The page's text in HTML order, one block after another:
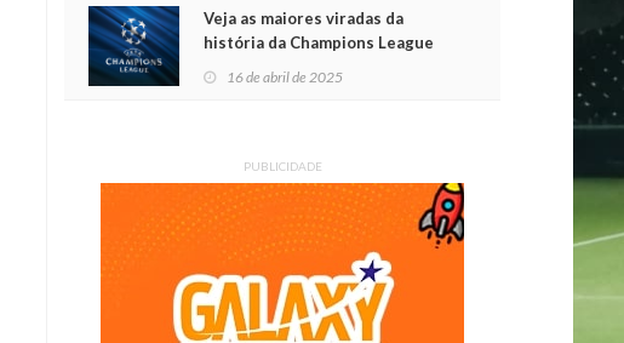
Veja as maiores viradas da
história da Champions League
16 de abril de 2025
PUBLICIDADE